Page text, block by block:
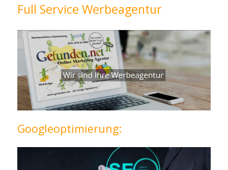
Full Service Werbeagentur
Googleoptimierung: